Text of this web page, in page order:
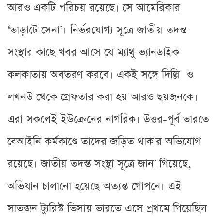
আরও একটি পরিচয় রয়েছে। সে আমেরিকার
‘ভাড়াটে সেনা’। নির্ভরযোগ্য সূত্রে জাতীয় তদন্ত
সংস্থার কাছে খবর আসে যে ম্যাথু ভ্যানডাইক
কলকাতায় অবতরণ করবে। একই সঙ্গে দিল্লি ও
লখনউ থেকে গ্রেফতার করা হয় আরও ছয়জনকে।
এরা সকলেই ইউক্রেনের নাগরিক। উত্তর-পূর্ব ভারতে
বেআইনি কর্মকাণ্ডে তাদের জড়িত থাকার অভিযোগ
রয়েছে। জাতীয় তদন্ত সংস্থা সূত্রে জানা গিয়েছে,
অভিযান চালানো হয়েছে অত্যন্ত গোপনে। এই
সাতজন ট্যুরিস্ট ভিসায় ভারতে এসে প্রথমে গিয়েছিল